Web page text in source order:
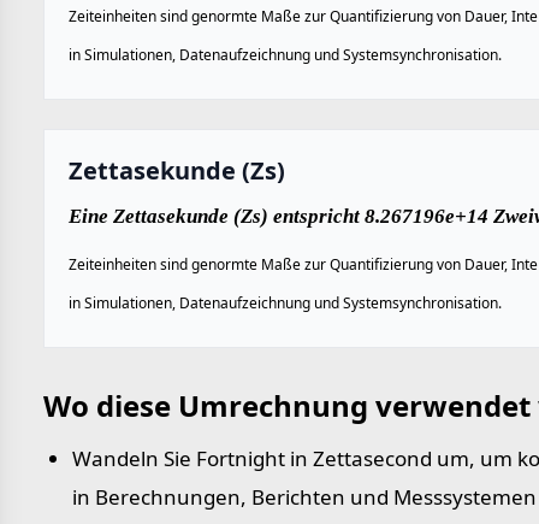
Zeiteinheiten sind genormte Maße zur Quantifizierung von Dauer,
in Simulationen, Datenaufzeichnung und Systemsynchronisation.
Zettasekunde (Zs)
Eine Zettasekunde (Zs) entspricht 8.267196e+14
Zeiteinheiten sind genormte Maße zur Quantifizierung von Dauer,
in Simulationen, Datenaufzeichnung und Systemsynchronisation.
Wo diese Umrechnung
Wandeln Sie Fortnight in Zettasecond um, um
in Berechnungen, Berichten und